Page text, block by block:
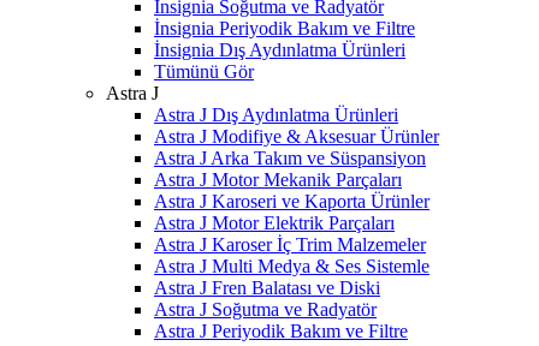
İnsignia Soğutma ve Radyatör
İnsignia Periyodik Bakım ve Filtre
İnsignia Dış Aydınlatma Ürünleri
Tümünü Gör
Astra J
Astra J Dış Aydınlatma Ürünleri
Astra J Modifiye & Aksesuar Ürünler
Astra J Arka Takım ve Süspansiyon
Astra J Motor Mekanik Parçaları
Astra J Karoseri ve Kaporta Ürünler
Astra J Motor Elektrik Parçaları
Astra J Karoser İç Trim Malzemeler
Astra J Multi Medya & Ses Sistemle
Astra J Fren Balatası ve Diski
Astra J Soğutma ve Radyatör
Astra J Periyodik Bakım ve Filtre